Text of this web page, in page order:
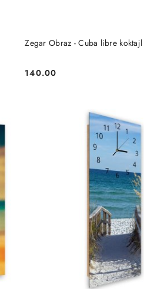
Zegar Obraz - Cuba libre koktajl
Cena:
140.00
DO KOSZYKA